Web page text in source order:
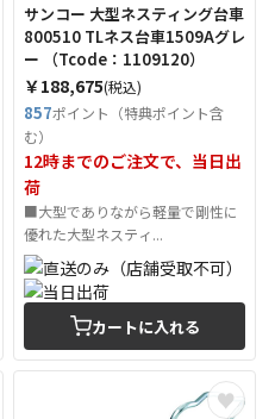
サンコー 大型ネスティング台車
800510 TLネス台車1509Aグレ
ー （Tcode：1109120）
￥188,675(税込)
857ポイント（特典ポイント含
む）
12時までのご注文で、当日出
荷
■大型でありながら軽量で剛性に
優れた大型ネスティ...
カートに入れる